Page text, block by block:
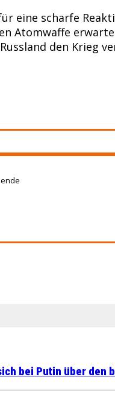
eine scharfe
Atomwaffe
den Krieg
bei Putin über den